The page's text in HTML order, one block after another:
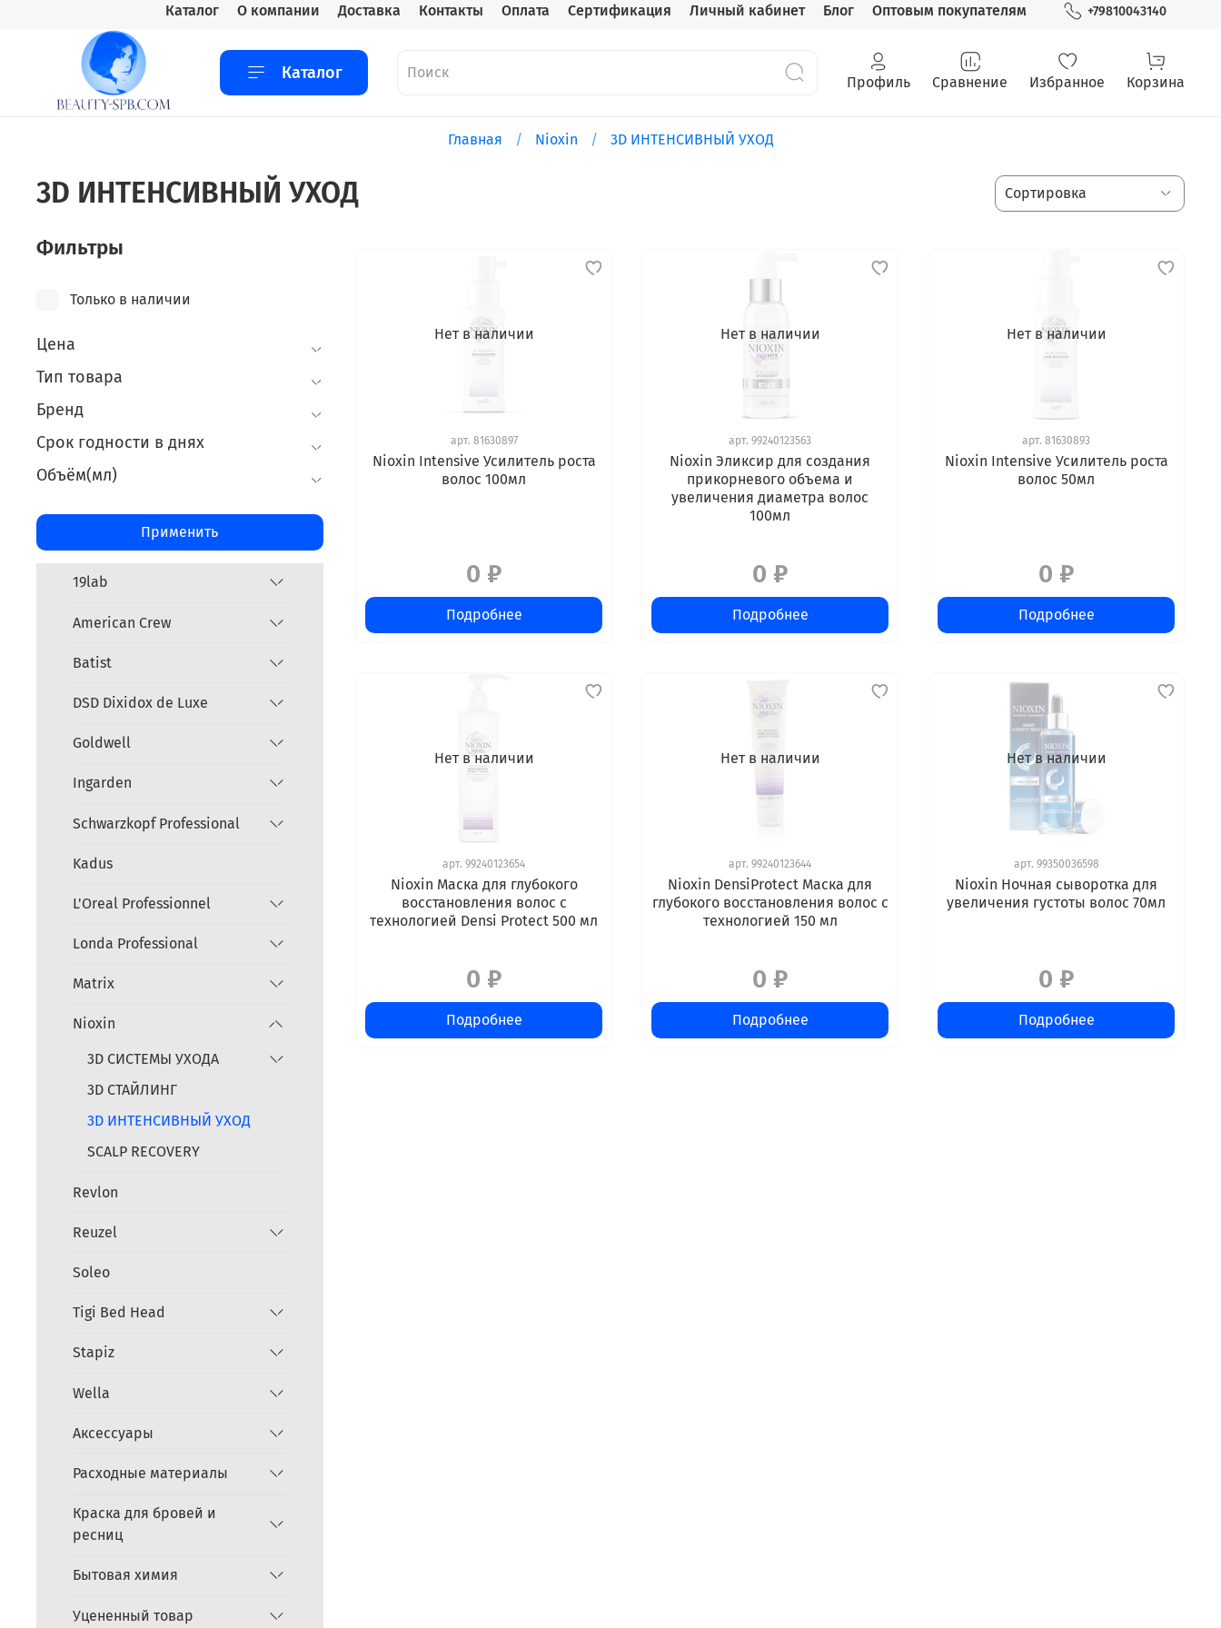
Каталог О компании Доставка Контакты Оплата Сертификация Личный кабинет Блог Оптовым покупателям +79810043140
Каталог Профиль Сравнение Избранное Корзина
Главная Nioxin 3D ИНТЕНСИВНЫЙ УХОД
3D ИНТЕНСИВНЫЙ УХОД
Нет в наличии
арт. 81630897
Nioxin Intensive Усилитель роста
волос 100мл
0 ₽
Подробнее
Нет в наличии
арт.99240123563
Nioxin Эликсир для создания
прикорневого объема и
увеличения диаметра волос
100мл
0 ₽
Подробнее
Нет в наличии
арт.81630893
Nioxin Intensive Усилитель роста
волос 50мл
0 ₽
Подробнее
Нет в наличии
арт.99240123654
Nioxin Маска для глубокого
восстановления волос с
технологией Densi Protect 500 мл
0 ₽
Подробнее
Нет в наличии
арт.99240123644
Nioxin DensiProtect Маска для
глубокого восстановления волос с
технологией 150 мл
0 ₽
Подробнее
Нет в наличии
арт. 99350036598
Nioxin Ночная сыворотка для
увеличения густоты волос 70мл
0 ₽
Подробнее
Фильтры
Только в наличии
Цена
Тип товара
Бренд
Срок годности в днях
Объём(мл)
Применить
19lab
American Crew
Batist
DSD Dixidox de Luxe
Goldwell
Ingarden
Schwarzkopf Professional
Kadus
L'Oreal Professionnel
Londa Professional
Matrix
Nioxin
3D СИСТЕМЫ УХОДА
3D СТАЙЛИНГ
3D ИНТЕНСИВНЫЙ УХОД
SCALP RECOVERY
Revlon
Reuzel
Soleo
Tigi Bed Head
Stapiz
Wella
Аксессуары
Расходные материалы
Краска для бровей и
ресниц
Бытовая химия
Уцененный товар